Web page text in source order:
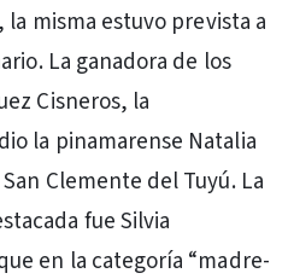
la misma estuvo prevista a
La ganadora de los
Cisneros, la
la pinamarense Natalia
Clemente del Tuyú. La
fue Silvia
en la categoría “madre-